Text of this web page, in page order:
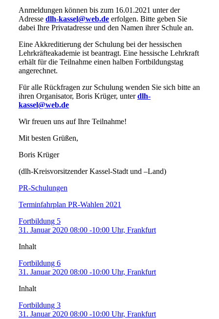
Anmeldungen können bis zum 16.01.2021 unter der
Adresse dlh-kassel@web.de erfolgen. Bitte geben Sie
dabei Ihre Privatadresse und den Namen ihrer Schule an.
Eine Akkreditierung der Schulung bei der hessischen
Lehrkräfteakademie ist beantragt. Eine hessische Lehrkraft
erhält für die Teilnahme einen halben Fortbildungstag
angerechnet.
Für alle Rückfragen zur Schulung wenden Sie sich bitte an
ihren Organisator, Boris Krüger, unterdlh-
kassel@web.de
Wir freuen uns auf Ihre Teilnahme!
Mit besten Grüßen,
Boris Krüger
(dlh-Kreisvorsitzender Kassel-Stadt und –Land)
PR-Schulungen
Terminfahrplan PR-Wahlen 2021
Fortbildung 5
31. Januar 2020 08:00 -10:00 Uhr, Frankfurt
Inhalt
Fortbildung 6
31. Januar 2020 08:00 -10:00 Uhr, Frankfurt
Inhalt
Fortbildung 3
31. Januar 2020 08:00 -10:00 Uhr, Frankfurt